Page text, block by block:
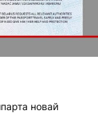
новай